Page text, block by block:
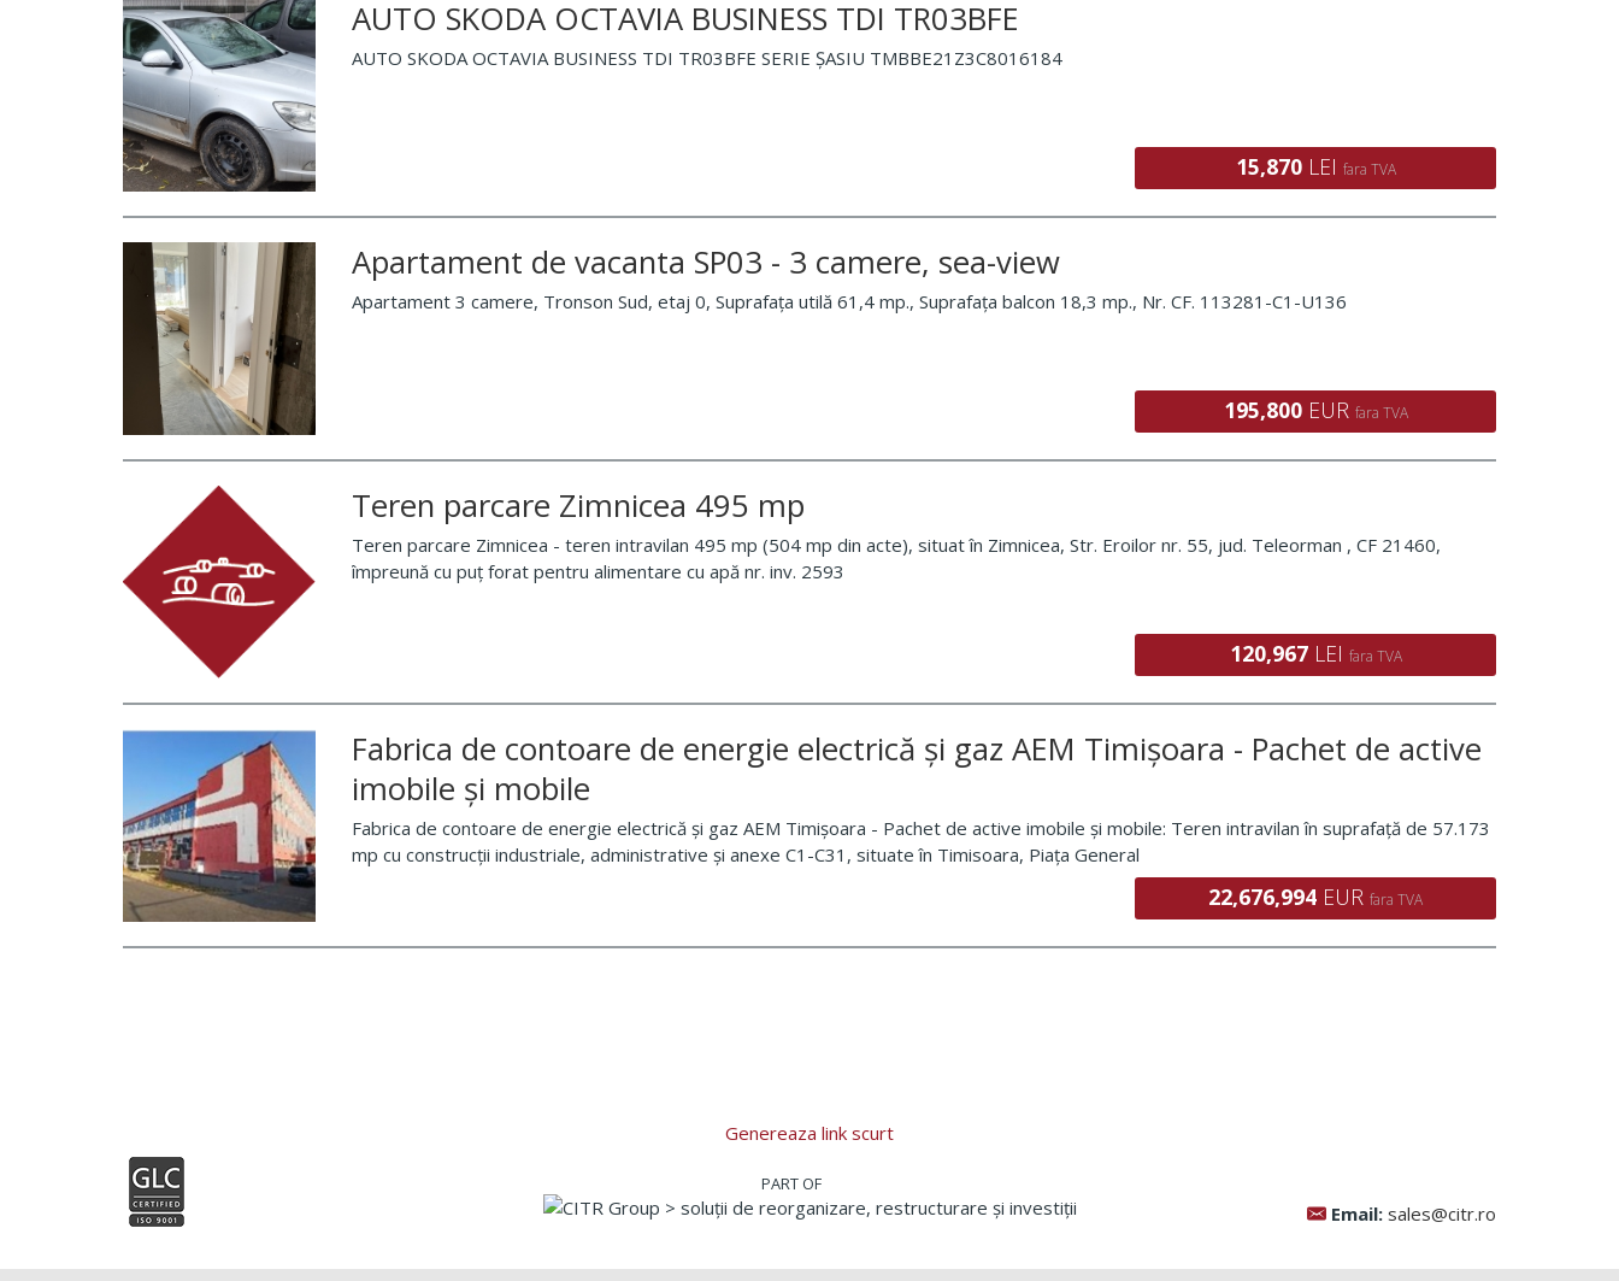
AUTO SKODA OCTAVIA BUSINESS TDI TR03BFE
AUTO SKODA OCTAVIA BUSINESS TDI TR03BFE SERIE ȘASIU TMBBE21Z3C8016184
15,870 LEI fara TVA
Apartament de vacanta SP03 - 3 camere, sea-view
Apartament 3 camere, Tronson Sud, etaj 0, Suprafața utilă 61,4 mp., Suprafața balcon 18,3 mp., Nr. CF. 113281-C1-U136
195,800 EUR fara TVA
Teren parcare Zimnicea 495 mp
Teren parcare Zimnicea - teren intravilan 495 mp (504 mp din acte), situat în Zimnicea, Str. Eroilor nr. 55, jud. Teleorman , CF 21460,
împreună cu puț forat pentru alimentare cu apă nr. inv. 2593
120,967 LEI fara TVA
Fabrica de contoare de energie electrică și gaz AEM Timișoara - Pachet de active
imobile și mobile
Fabrica de contoare de energie electrică și gaz AEM Timișoara - Pachet de active imobile și mobile: Teren intravilan în suprafață de 57.173
mp cu construcții industriale, administrative și anexe C1-C31, situate în Timisoara, Piața General
22,676,994 EUR fara TVA
Genereaza link scurt
Email: sales@citr.ro